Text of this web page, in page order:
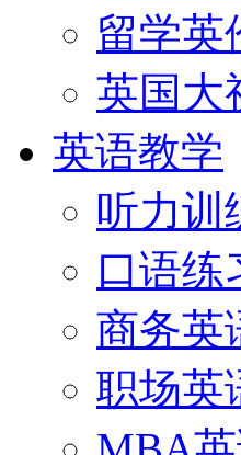
留学英
英国大
英语教学
听力训
口语练
商务英
职场英